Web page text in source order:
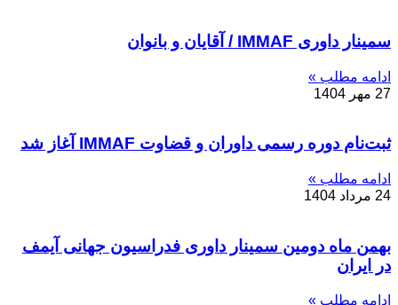
سمینار داوری IMMAF / آقایان و بانوان
ادامه مطلب »
27 مهر 1404
ثبت‌نام دوره رسمی داوران و قضاوت IMMAF آغاز شد
ادامه مطلب »
24 مرداد 1404
بهمن ماه دومین سمینار داوری فدراسیون جهانی آیمف
در ایران
ادامه مطلب »